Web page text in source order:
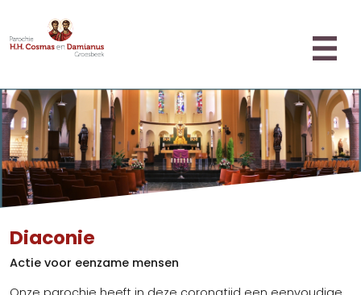
Misintenties
Home
Parochie
Missie en Visie
Pastoraal Team
Bestuur
Familiepastoraat
Ouderen
Het H. Vormsel
Boete en verzoening
Diaconie
Actie voor eenzame mensen